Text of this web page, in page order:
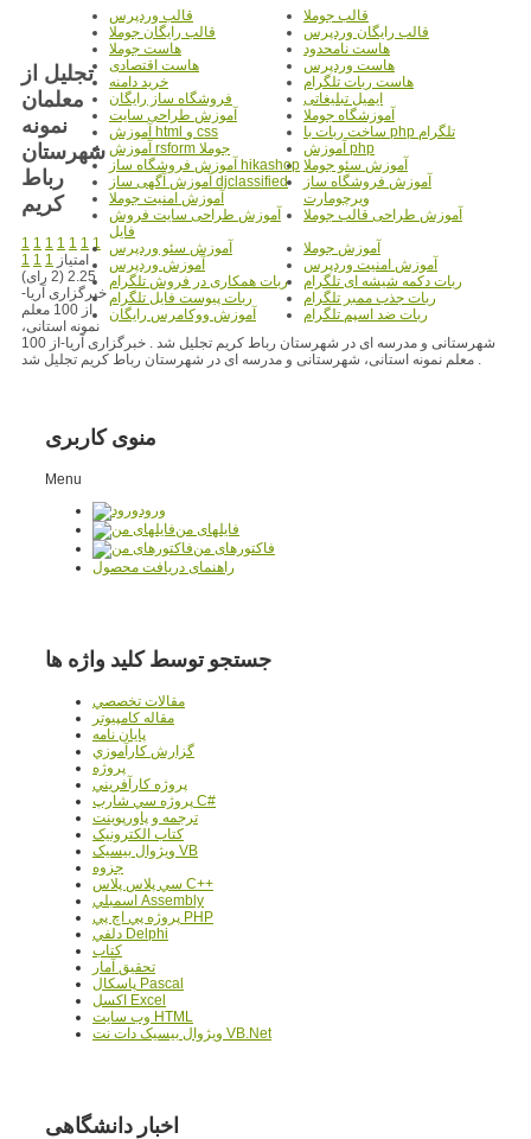
قالب جوملا
قالب وردپرس
قالب رایگان وردپرس
قالب رایگان جوملا
هاست نامحدود
هاست جوملا
هاست وردپرس
هاست اقتصادی
هاست ربات تلگرام
خرید دامنه
ایمیل تبلیغاتی
فروشگاه ساز رایگان
آموزشگاه جوملا
آموزش طراحی سایت
ساخت ربات با php تلگرام
آموزش html و css
آموزش php
آموزش rsform جوملا
آموزش سئو جوملا آموزش فروشگاه ساز hikashop
آموزش فروشگاه ساز
ویرچومارت
آموزش آگهی ساز djclassified
آموزش امنیت جوملا
آموزش طراحی قالب جوملا
آموزش طراحی سایت فروش
فایل
آموزش جوملا
آموزش سئو وردپرس
آموزش امنیت وردپرس
آموزش وردپرس
ربات دکمه شیشه ای تلگرام
ربات همکاری در فروش تلگرام
ربات جذب ممبر تلگرام
ربات پیوست فایل تلگرام
ربات ضد اسپم تلگرام
آموزش ووکامرس رایگان
تجليل از
معلمان
نمونه
شهرستان
رباط
کريم
1 1 1 1 1 1 1
1 1 1 امتیاز
2.25 (2 رای)
خبرگزاری آریا-
از 100 معلم
نمونه استانی،
شهرستانی و مدرسه ای در شهرستان رباط کریم تجلیل شد . خبرگزاری آریا-از 100
معلم نمونه استانی، شهرستانی و مدرسه ای در شهرستان رباط کریم تجلیل شد .
منوی کاربری
Menu
ورود
فایلهای من
فاکتورهای من
راهنمای دریافت محصول
جستجو توسط کلید واژه ها
مقالات تخصصي
مقاله کامپیوتر
پایان نامه
گزارش کارآموزي
پروژه
پروژه کارآفريني
پروژه سي شارپ C#
ترجمه و پاورپوينت
کتاب الکترونيک
ويژوال بيسيک VB
جزوه
سي پلاس پلاس C++
اسمبلي Assembly
پروژه پي اچ پي PHP
دلفي Delphi
کتاب
تحقيق آمار
پاسکال Pascal
اکسل Excel
وب سايت HTML
ويژوال بيسيک دات نت VB.Net
اخبار دانشگاهی